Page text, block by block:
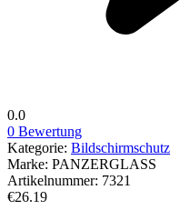
0.0
0 Bewertung
Kategorie: Bildschirmschutz
Marke: PANZERGLASS
Artikelnummer: 7321
€26.19